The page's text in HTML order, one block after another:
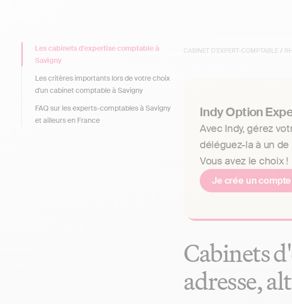
CABINET D'EXPERT-COMPTABLE /
Indy Option
Avec Indy, gérez
déléguez-la à un
Vous avez le choix !
Je crée un compte
Cabinets
adresse,
Les cabinets d'expertise comptable à
Savigny
Les critères importants lors de votre choix
d'un cabinet comptable à Savigny
FAQ sur les experts-comptables à Savigny
et ailleurs en France